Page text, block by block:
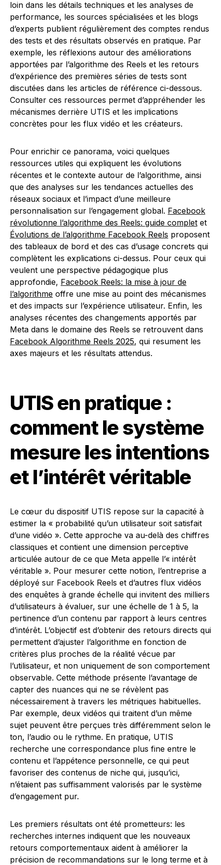
loin dans les détails techniques et les analyses de
performance, les sources spécialisées et les blogs
d’experts publient régulièrement des comptes rendus
des tests et des résultats observés en pratique. Par
exemple, les réflexions autour des améliorations
apportées par l’algorithme des Reels et les retours
d’expérience des premières séries de tests sont
discutées dans les articles de référence ci-dessous.
Consulter ces ressources permet d’appréhender les
mécanismes derrière UTIS et les implications
concrètes pour les flux vidéo et les créateurs.
Pour enrichir ce panorama, voici quelques
ressources utiles qui expliquent les évolutions
récentes et le contexte autour de l’algorithme, ainsi
que des analyses sur les tendances actuelles des
réseaux sociaux et l’impact d’une meilleure
personnalisation sur l’engagement global. Facebook
révolutionne l’algorithme des Reels: guide complet et
Évolutions de l’algorithme Facebook Reels proposent
des tableaux de bord et des cas d’usage concrets qui
complètent les explications ci-dessus. Pour ceux qui
veulent une perspective pédagogique plus
approfondie, Facebook Reels: la mise à jour de
l’algorithme offre une mise au point des mécanismes
et des impacts sur l’expérience utilisateur. Enfin, les
analyses récentes des changements apportés par
Meta dans le domaine des Reels se retrouvent dans
Facebook Algorithme Reels 2025, qui resument les
axes majeurs et les résultats attendus.
UTIS en pratique :
comment le système
mesure les intentions
et l’intérêt véritable
Le cœur du dispositif UTIS repose sur la capacité à
estimer la « probabilité qu’un utilisateur soit satisfait
d’une vidéo ». Cette approche va au-delà des chiffres
classiques et contient une dimension perceptive
articulée autour de ce que Meta appelle l’« intérêt
véritable ». Pour mesurer cette notion, l’entreprise a
déployé sur Facebook Reels et d’autres flux vidéos
des enquêtes à grande échelle qui invitent des milliers
d’utilisateurs à évaluer, sur une échelle de 1 à 5, la
pertinence d’un contenu par rapport à leurs centres
d’intérêt. L’objectif est d’obtenir des retours directs qui
permettent d’ajuster l’algorithme en fonction de
critères plus proches de la réalité vécue par
l’utilisateur, et non uniquement de son comportement
observable. Cette méthode présente l’avantage de
capter des nuances qui ne se révèlent pas
nécessairement à travers les métriques habituelles.
Par exemple, deux vidéos qui traitent d’un même
sujet peuvent être perçues très différemment selon le
ton, l’audio ou le rythme. En pratique, UTIS
recherche une correspondance plus fine entre le
contenu et l’appétence personnelle, ce qui peut
favoriser des contenus de niche qui, jusqu’ici,
n’étaient pas suffisamment valorisés par le système
d’engagement pur.
Les premiers résultats ont été prometteurs: les
recherches internes indiquent que les nouveaux
retours comportementaux aident à améliorer la
précision de recommandations sur le long terme et à